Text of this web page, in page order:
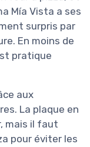
Mía Vista a ses
surpris par
En moins de
pratique
aux
La plaque en
mais il faut
pour éviter les